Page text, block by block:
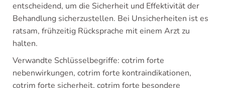
entscheidend, um die Sicherheit und Effektivität der
Behandlung sicherzustellen. Bei Unsicherheiten ist es
ratsam, frühzeitig Rücksprache mit einem Arzt zu
halten.
Verwandte Schlüsselbegriffe: cotrim forte
nebenwirkungen, cotrim forte kontraindikationen,
cotrim forte sicherheit, cotrim forte besondere